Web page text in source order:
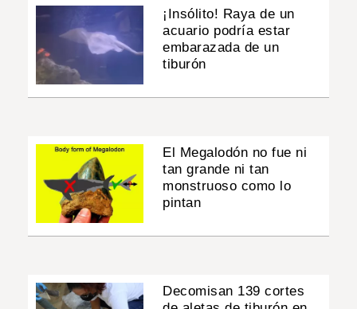
¡Insólito! Raya de un
acuario podría estar
embarazada de un
tiburón
El Megalodón no fue ni
tan grande ni tan
monstruoso como lo
pintan
Decomisan 139 cortes